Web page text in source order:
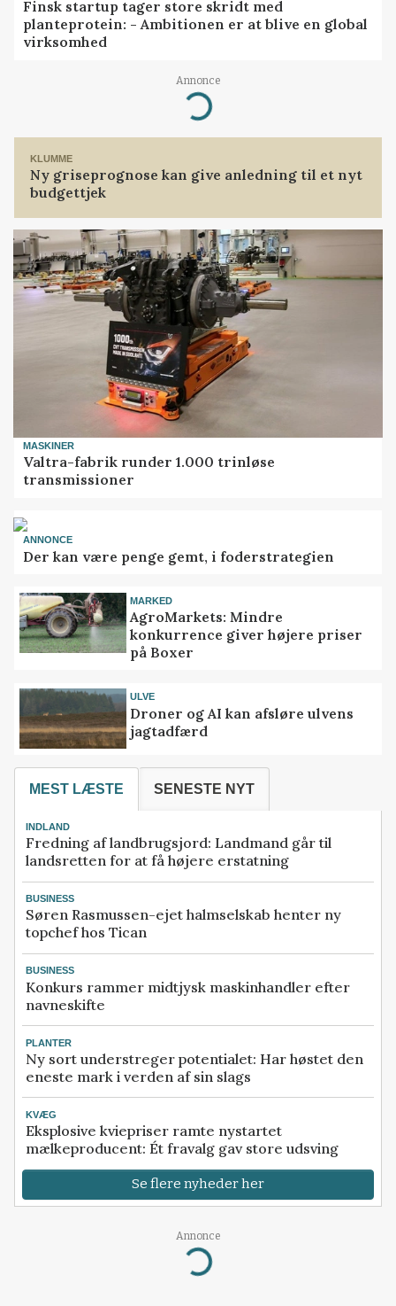
Finsk startup tager store skridt med
planteprotein: - Ambitionen er at blive en global
virksomhed
Annonce
Loading...
KLUMME
Ny griseprognose kan give anledning til et nyt
budgettjek
MASKINER
Valtra-fabrik runder 1.000 trinløse
transmissioner
ANNONCE
Der kan være penge gemt, i foderstrategien
MARKED
AgroMarkets: Mindre
konkurrence giver højere priser
på Boxer
ULVE
Droner og AI kan afsløre ulvens
jagtadfærd
MEST LÆSTE SENESTE NYT
INDLAND
Fredning af landbrugsjord: Landmand går til
landsretten for at få højere erstatning
BUSINESS
Søren Rasmussen-ejet halmselskab henter ny
topchef hos Tican
BUSINESS
Konkurs rammer midtjysk maskinhandler efter
navneskifte
PLANTER
Ny sort understreger potentialet: Har høstet den
eneste mark i verden af sin slags
KVÆG
Eksplosive kviepriser ramte nystartet
mælkeproducent: Ét fravalg gav store udsving
Se flere nyheder her
Annonce
Loading...